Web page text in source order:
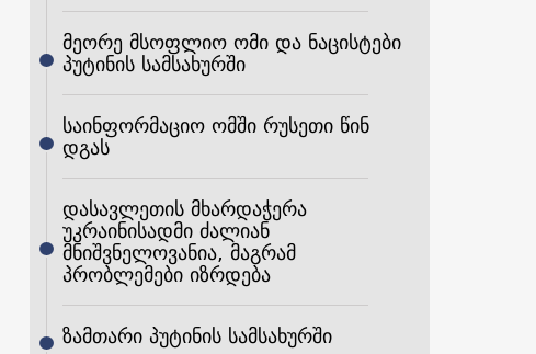
მეორე მსოფლიო ომი და ნაცისტები
პუტინის სამსახურში
საინფორმაციო ომში რუსეთი წინ
დგას
დასავლეთის მხარდაჭერა
უკრაინისადმი ძალიან
მნიშვნელოვანია, მაგრამ
პრობლემები იზრდება
ზამთარი პუტინის სამსახურში